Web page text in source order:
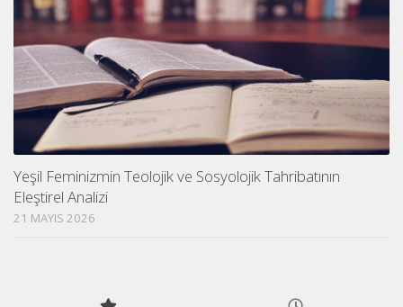
Yeşil Feminizmin Teolojik ve Sosyolojik Tahribatının
Eleştirel Analizi
21 MAYIS 2026